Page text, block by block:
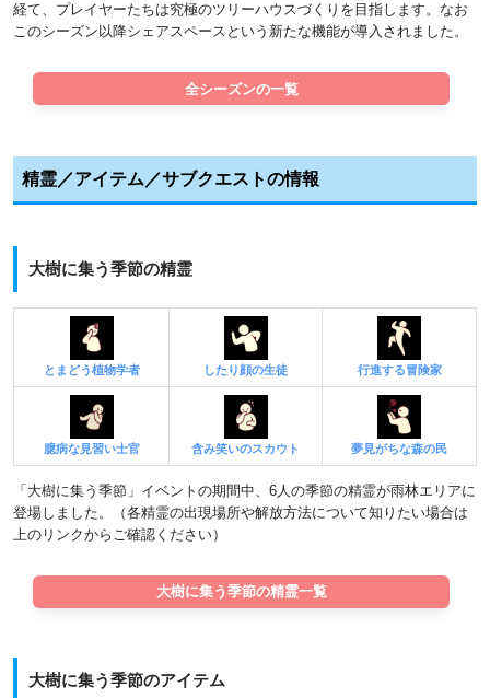
経て、プレイヤーたちは究極のツリーハウスづくりを目指します。なお
このシーズン以降シェアスペースという新たな機能が導入されました。
全シーズンの一覧
精霊／アイテム／サブクエストの情報
大樹に集う季節の精霊
とまどう植物学者 したり顔の生徒 行進する冒険家
臆病な見習い士官 含み笑いのスカウト 夢見がちな森の民
「大樹に集う季節」イベントの期間中、6人の季節の精霊が雨林エリアに
登場しました。（各精霊の出現場所や解放方法について知りたい場合は
上のリンクからご確認ください）
大樹に集う季節の精霊一覧
大樹に集う季節のアイテム